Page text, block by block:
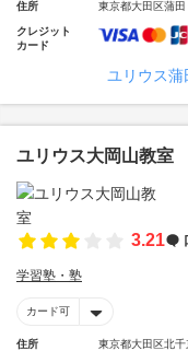
住所 東京都大田区蒲田
クレジット
カード
ユリウス蒲
ユリウス大岡山教室
3.21
学習塾・塾
カード可
住所 東京都大田区北